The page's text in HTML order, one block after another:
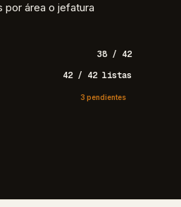
por área o jefatura
38 / 42
42 / 42 listas
3 pendientes